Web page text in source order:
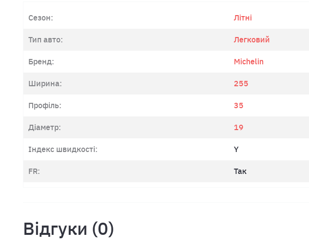
Сезон: Літні
Тип авто: Легковий
Бренд: Michelin
Ширина: 255
Профіль: 35
Діаметр: 19
Індекс швидкості: Y
FR: Так
Відгуки (0)